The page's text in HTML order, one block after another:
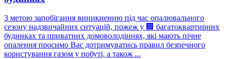
З метою запобігання виникненню під час опалювального
сезону надзвичайних ситуацій, пожеж у 🏢 багатоквартирних
будинках та приватних домоволодіннях, які мають пічне
опалення просимо Вас дотримуватись правил безпечного
користування газом у побуті, а також ...